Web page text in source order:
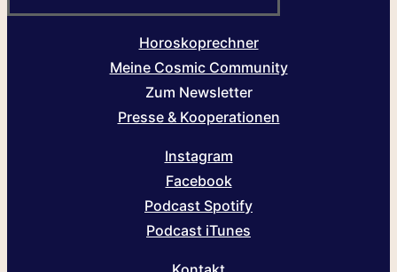
Horoskoprechner
Meine Cosmic Community
Zum Newsletter
Presse & Kooperationen
Instagram
Facebook
Podcast Spotify
Podcast iTunes